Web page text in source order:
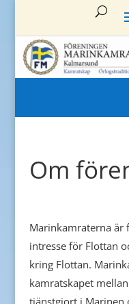
Om
Marinkamraterna är
intresse för Flottan
kring Flottan.
kamratskapet
tjänstgjort i Marinen